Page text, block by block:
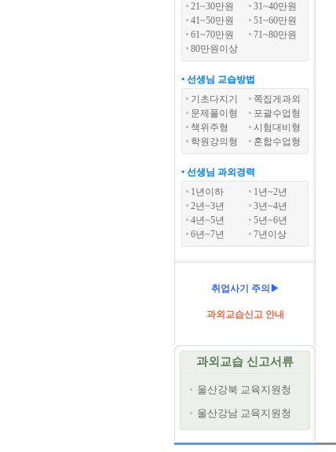
21~30만원
31~40만원
41~50만원
51~60만원
61~70만원
71~80만원
80만원이상
• 선생님 교습방법
기초다지기
쪽집게과외
문제풀이형
포괄수업형
책위주형
시험대비형
학원강의형
혼합수업형
• 선생님 과외경력
1년이하
1년~2년
2년~3년
3년~4년
4년~5년
5년~6년
6년~7년
7년이상
취업사기 주의▶
과외교습신고 안내
과외교습 신고서류
울산강북 교육지원청
울산강남 교육지원청